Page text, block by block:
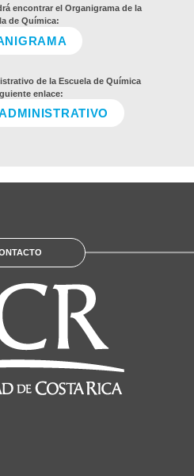
encontrar el Organigrama de la
de Química:
de la Escuela de Química
enlace: